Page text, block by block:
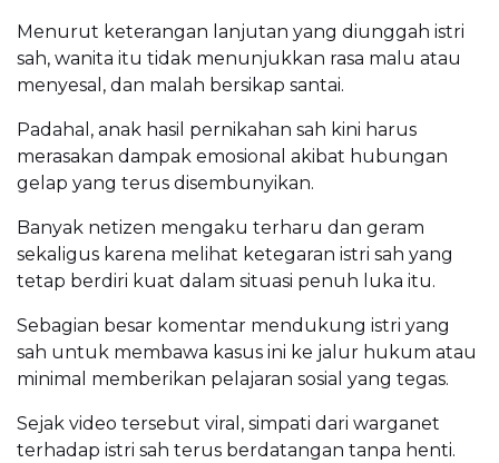
Menurut keterangan lanjutan yang diunggah istri
sah, wanita itu tidak menunjukkan rasa malu atau
menyesal, dan malah bersikap santai.
Padahal, anak hasil pernikahan sah kini harus
merasakan dampak emosional akibat hubungan
gelap yang terus disembunyikan.
Banyak netizen mengaku terharu dan geram
sekaligus karena melihat ketegaran istri sah yang
tetap berdiri kuat dalam situasi penuh luka itu.
Sebagian besar komentar mendukung istri yang
sah untuk membawa kasus ini ke jalur hukum atau
minimal memberikan pelajaran sosial yang tegas.
Sejak video tersebut viral, simpati dari warganet
terhadap istri sah terus berdatangan tanpa henti.